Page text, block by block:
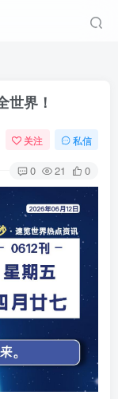
世界！
关注 私信
0 21 0